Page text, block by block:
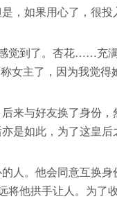
如果用心了，很投
到了。杏花……充满
女主了，因为我觉
与好友换了身份，
是如此，为了这皇
。他会同意互换身
他拱手让人。为了